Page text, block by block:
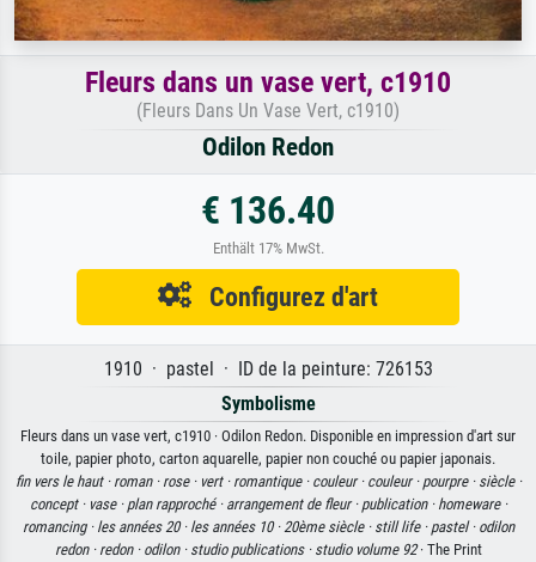
Fleurs dans un vase vert, c1910
(Fleurs Dans Un Vase Vert, c1910)
Odilon Redon
€ 136.40
Enthält 17% MwSt.
Configurez d'art
1910 · pastel · ID de la peinture: 726153
Symbolisme
Fleurs dans un vase vert, c1910 · Odilon Redon. Disponible en impression d'art sur
toile, papier photo, carton aquarelle, papier non couché ou papier japonais.
fin vers le haut · roman · rose · vert · romantique · couleur · couleur · pourpre · siècle ·
concept · vase · plan rapproché · arrangement de fleur · publication · homeware ·
romancing · les années 20 · les années 10 ·20ème siècle · still life · pastel · odilon
redon · redon · odilon · studio publications · studio volume 92· The Print